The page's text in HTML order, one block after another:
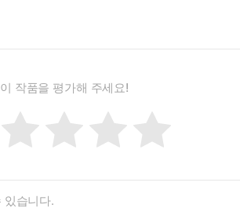
이 작품을 평가해 주세요!